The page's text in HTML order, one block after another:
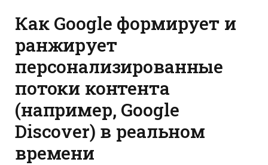
Как Google формирует и
ранжирует
персонализированные
потоки контента
(например, Google
Discover) в реальном
времени